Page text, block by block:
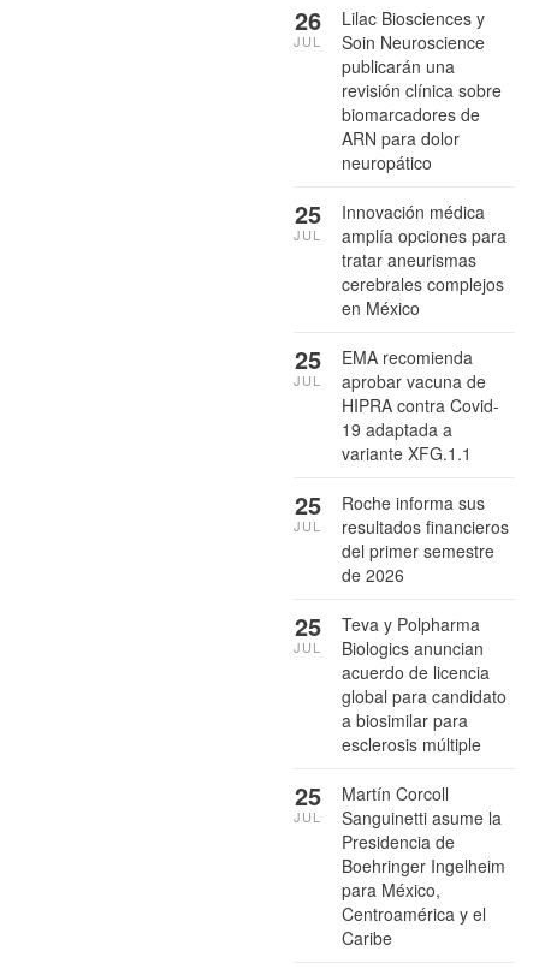
Lilac Biosciences y
Soin Neuroscience
publicarán una
revisión clínica sobre
biomarcadores de
ARN para dolor
neuropático
26
JUL
Innovación médica
amplía opciones para
tratar aneurismas
cerebrales complejos
en México
25
JUL
EMA recomienda
aprobar vacuna de
HIPRA contra Covid-
19 adaptada a
variante XFG.1.1
25
JUL
Roche informa sus
resultados financieros
del primer semestre
de 2026
25
JUL
Teva y Polpharma
Biologics anuncian
acuerdo de licencia
global para candidato
a biosimilar para
esclerosis múltiple
25
JUL
Martín Corcoll
Sanguinetti asume la
Presidencia de
Boehringer Ingelheim
para México,
Centroamérica y el
Caribe
25
JUL